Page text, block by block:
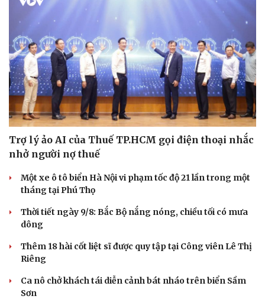
Dinh dưỡng - món ngon
Cây thuốc
Sản phụ khoa
Nhi khoa
Nhà đẹp
Tình yêu - Gia đình
Trợ lý ảo AI của Thuế TP.HCM gọi điện thoại nhắc
nhở người nợ thuế
Một xe ô tô biển Hà Nội vi phạm tốc độ 21 lần trong một
tháng tại Phú Thọ
Thời tiết ngày 9/8: Bắc Bộ nắng nóng, chiều tối có mưa
dông
Thêm 18 hài cốt liệt sĩ được quy tập tại Công viên Lê Thị
Riêng
Ca nô chở khách tái diễn cảnh bát nháo trên biển Sầm
Sơn